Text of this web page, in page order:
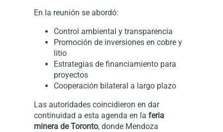
En la reunión se abordó:
Control ambiental y transparencia
Promoción de inversiones en cobre y
litio
Estrategias de financiamiento para
proyectos
Cooperación bilateral a largo plazo
Las autoridades coincidieron en dar
continuidad a esta agenda en la feria
minera de Toronto, donde Mendoza